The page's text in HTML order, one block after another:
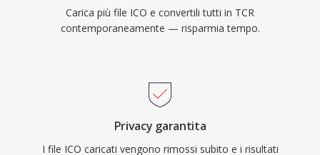
Carica più file ICO e convertili tutti in TCR
contemporaneamente — risparmia tempo.
Privacy garantita
I file ICO caricati vengono rimossi subito e i risultati